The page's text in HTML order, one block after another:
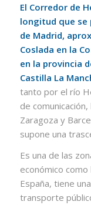
El Corredor de
longitud que se
de Madrid,
Coslada en la
en la provincia
Castilla La
tanto por el río
de
Zaragoza y
supone una
Es una de las
económico
España, tiene
transporte